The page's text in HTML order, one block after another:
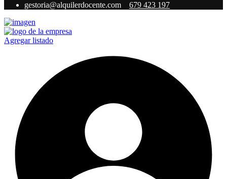
gestoria@alquilerdocente.com 679 423 197
Agregar listado